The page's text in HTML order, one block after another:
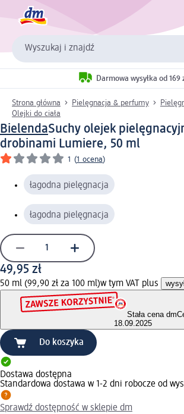
Wyszukaj i znajdź
Darmowa wysyłka od 169
Strona główna Pielęgnacja & perfumy
Olejki do ciała
BielendaSuchy olejek
drobinami Lumiere, 50 ml
1 (1 ocena)
łagodna pielęgnacja
łagodna pielęgnacja
49,95 zł
50 ml (99,90 zł za 100 ml)w tym VAT plus
Stała cena dm
18.09.2025
Do koszyka
Dostawa dostępna
Standardowa dostawa w 1-2 dni robocze od
Sprawdź dostępność w sklepie dm